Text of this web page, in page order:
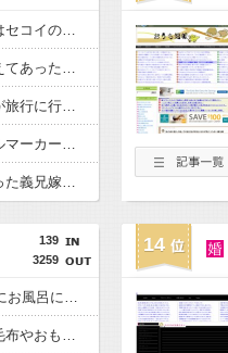
泣きながら帰ってきた息子「母ちゃん、家はセコイのか？」吃驚して問いただすと、どうやらママ友の悪ガキに「花粉症一家のくせに家にティッシュがない」とからかわれたらしく・・・
トメの家に泊まりに行ったとき、仏壇に供えてあったまんじゅうが消えたらしい。トメは旦那を疑った。旦那「俺は断じて食べてない！嫁子が夜中にごそごそしてたからきっと嫁子だ」
【ナイス】いつもウトを〆てくれる良トメが旅行に行き、ここぞとばかりに調子に乗るウト。ウト「出かける。帽子についてる猫の毛取っておけ」ガムテープと帽子を投げられたので・・・
ママ「子供がお絵かきに使うからアルコールマーカーを貸してクレクレ」私「これ１本４００円するんで幼児には高価な画材ですよ」→ママは引き下がらず、勝手に持ち出しやがった！
私より３つ年下なのに初対面からタメ口だった義兄嫁。トメが「あの人敬語使えないのかしら」とボヤいていたら、それが義兄嫁の耳に入ってブチギレ、姑のウェッジウッドを叩き付けた！
139
3259
夕飯中、子(2歳半)がぐずったので気分転換にお風呂に入れて出てきたら「皿を片付けてないでしょ！義祖母が洗ったんだけど！？なめてるの？バカにしてるの？」と言われた…
義理家族が物持ちよくて、私が持ってきた毛布やおもちゃを使おうとしても、いつも古いものを使わされてしまう。
14